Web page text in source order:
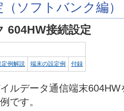
ソフトバンク編）
604HW接続設定
定例解説 端末の設定例 付録
ルデータ通信端末
です。